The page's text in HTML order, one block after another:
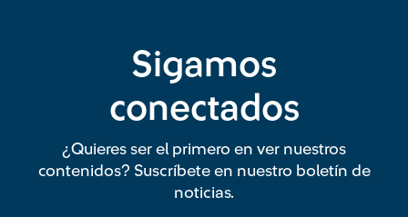
Sigamos
conectados
¿Quieres ser el primero en ver nuestros
contenidos? Suscríbete en nuestro boletín de
noticias.